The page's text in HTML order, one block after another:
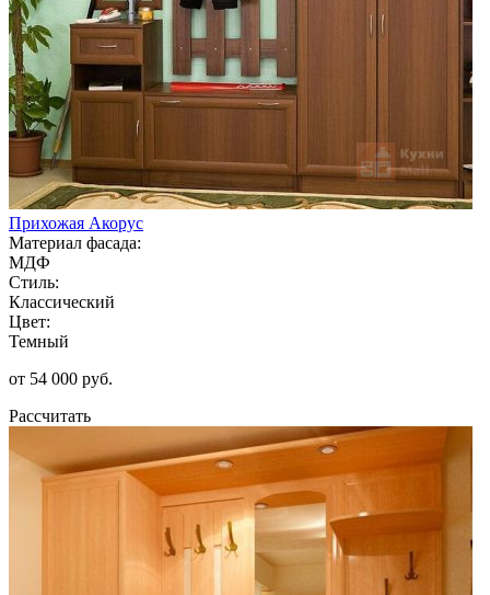
Прихожая Акорус
Материал фасада:
МДФ
Стиль:
Классический
Цвет:
Темный
от 54 000 руб.
Рассчитать